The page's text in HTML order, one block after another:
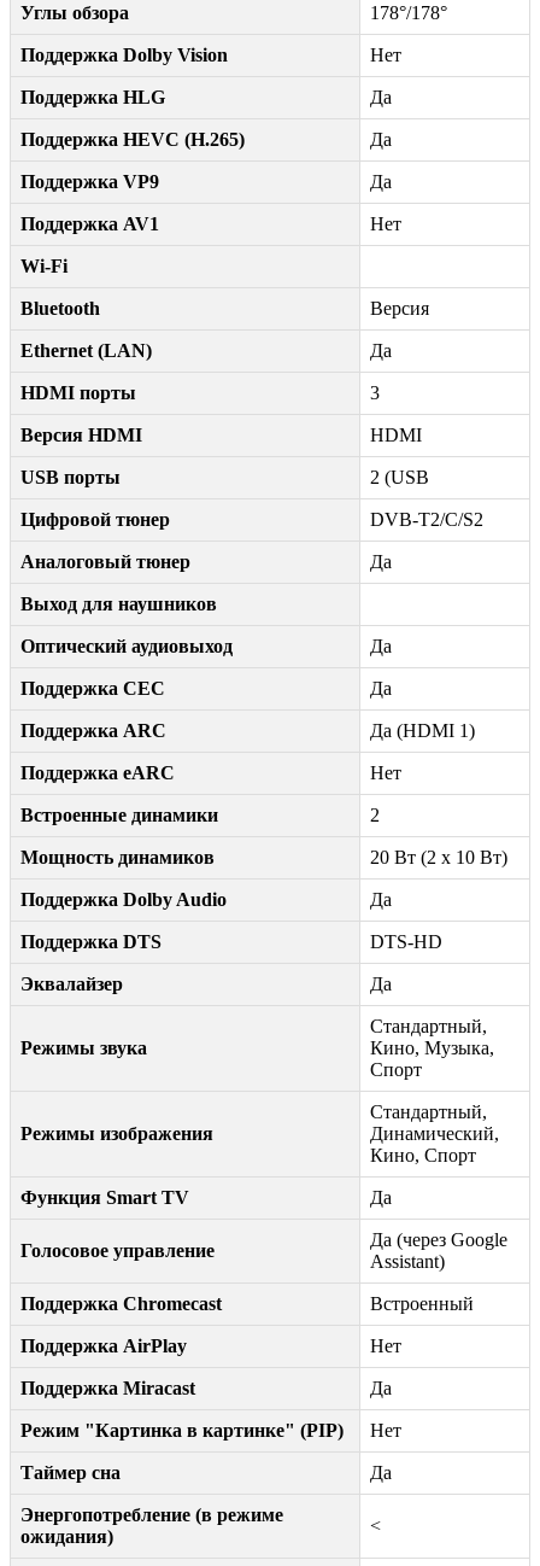
Углы обзора 178°/178°
Поддержка Dolby Vision Нет
Поддержка HLG Да
Поддержка HEVC (H.265) Да
Поддержка VP9 Да
Поддержка AV1 Нет
Wi-Fi
Bluetooth Версия
Ethernet (LAN) Да
HDMI порты 3
Версия HDMI HDMI
USB порты 2 (USB
Цифровой тюнер DVB-T2/C/S2
Аналоговый тюнер Да
Выход для наушников
Оптический аудиовыход Да
Поддержка CEC Да
Поддержка ARC Да (HDMI 1)
Поддержка eARC Нет
Встроенные динамики 2
Мощность динамиков 20 Вт (2 x 10 Вт)
Поддержка Dolby Audio Да
Поддержка DTS DTS-HD
Эквалайзер Да
Режимы звука
Стандартный,
Кино, Музыка,
Спорт
Режимы изображения
Стандартный,
Динамический,
Кино, Спорт
Функция Smart TV Да
Голосовое управление
Да (через Google
Assistant)
Поддержка Chromecast Встроенный
Поддержка AirPlay Нет
Поддержка Miracast Да
Режим "Картинка в картинке" (PIP) Нет
Таймер сна Да
Энергопотребление (в режиме
ожидания)
<